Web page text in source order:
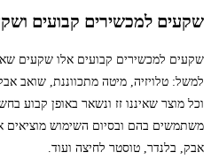
שקעים למכשירים קבועים
שקעים למכשירים קבועים אלו שקעים
למשל: טלויזיה, מיטה מתכווננת, שואב
וכל מוצר שאיננו זז ונשאר באופן קבוע
משתמשים בהם ובסיום השימוש
אבק, בלנדר, טוסטר לחיצה ועוד.